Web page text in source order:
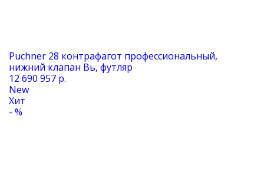
Puchner 28 контрафагот профессиональный,
нижний клапан Вь, футляр
12 690 957 р.
New
Хит
- %